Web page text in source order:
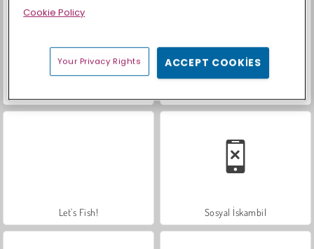
Let's Fish! Sosyal İskambil
Cookie Policy
Your Privacy Rights ACCEPT COOKIES